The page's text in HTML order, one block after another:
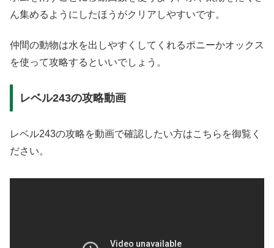
ん集めるようにしたほうがクリアしやすいです。
仲間の動物は水を出しやすくしてくれるポニーかオックス
を使って攻略するといいでしょう。
レベル243の攻略動画
レベル243の攻略を動画で確認したい方はこちらを御覧く
ださい。